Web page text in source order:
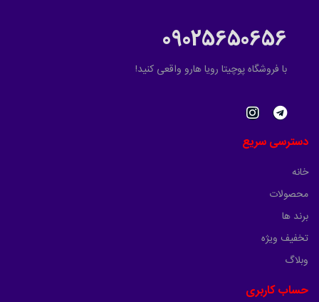
09025650656
با فروشگاه پوچیتا رویا هارو واقعی کنید!
دسترسی سریع
خانه
محصولات
برند ها
تخفیف ویژه
وبلاگ
حساب کاربری